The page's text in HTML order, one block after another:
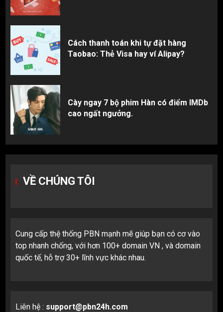
Cách thanh toán khi tự đặt hàng
Taobao: Thẻ Visa hay ví Alipay?
Cày ngay 7 bộ phim Hàn có điểm IMDb
cao ngất ngưởng.
VỀ CHÚNG TÔI
Cung cấp thệ thống PBN mạnh mẽ giúp bạn có cơ vào
top nhanh chống, với hơn 100+ domain VN , và domain
quốc tế, hỗ trợ 30+ lĩnh vực khác nhau.
Liên hệ : support@pbn24h.com